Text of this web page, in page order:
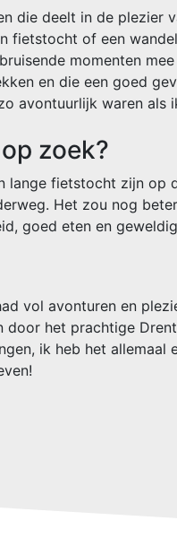
die deelt in de plezier
fietstocht of een
momenten
en die een goed
avontuurlijk waren als
zoek?
lange fietstocht zijn op
Het zou nog
goed eten en
vol avonturen en
door het prachtige
ik heb het allemaal